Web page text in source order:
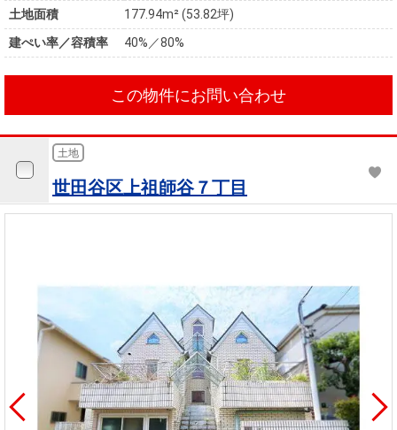
土地面積
177.94m² (53.82坪)
建ぺい率／容積率
40%／80%
この物件にお問い合わせ
土地
世田谷区上祖師谷７丁目